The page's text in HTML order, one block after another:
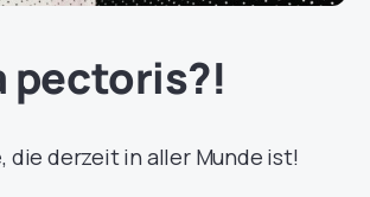
pectoris?!
die derzeit in aller Munde ist!